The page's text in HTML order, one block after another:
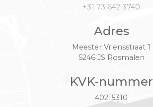
+31 73 642 3740
Adres
Meester Vriensstraat 1
5246 JS Rosmalen
KVK-nummer
40215310